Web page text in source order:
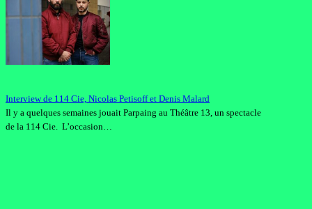
Interview de 114 Cie, Nicolas Petisoff et Denis Malard
Il y a quelques semaines jouait Parpaing au Théâtre 13, un spectacle
de la 114 Cie. L’occasion…